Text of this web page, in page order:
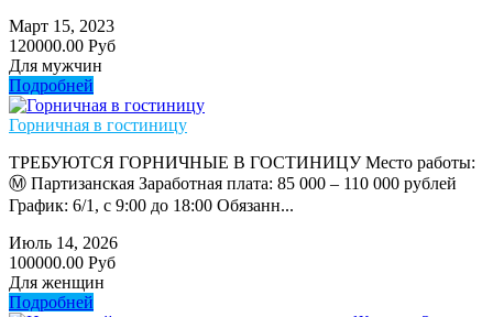
Март 15, 2023
120000.00 Руб
Для мужчин
Подробней
Горничная в гостиницу
ТРЕБУЮТСЯ ГОРНИЧНЫЕ В ГОСТИНИЦУ Место работы:
Ⓜ️ Партизанская Заработная плата: 85 000 – 110 000 рублей
График: 6/1, с 9:00 до 18:00 Обязанн...
Июль 14, 2026
100000.00 Руб
Для женщин
Подробней